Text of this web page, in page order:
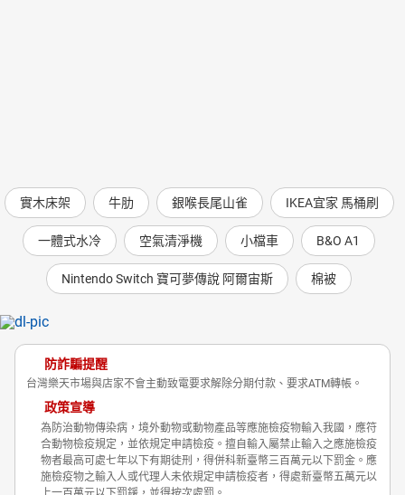
實木床架 牛肋 銀喉長尾山雀 IKEA宜家 馬桶刷
一體式水冷 空氣清淨機 小檔車 B&O A1
Nintendo Switch 寶可夢傳說 阿爾宙斯 棉被
防詐騙提醒
台灣樂天市場與店家不會主動致電要求解除分期付款、要求ATM轉帳。
政策宣導
為防治動物傳染病，境外動物或動物產品等應施檢疫物輸入我國，應符
合動物檢疫規定，並依規定申請檢疫。擅自輸入屬禁止輸入之應施檢疫
物者最高可處七年以下有期徒刑，得併科新臺幣三百萬元以下罰金。應
施檢疫物之輸入人或代理人未依規定申請檢疫者，得處新臺幣五萬元以